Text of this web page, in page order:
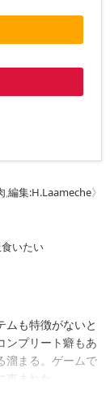
,編集:H.Laameche》
いたい
ムも特徴がないと
ンプリート癖もあ
溜まる。ゲームで
まれた。